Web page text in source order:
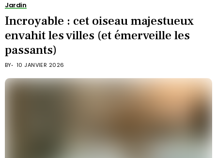
Jardin
Incroyable : cet oiseau majestueux
envahit les villes (et émerveille les
passants)
BY 10 JANVIER 2026